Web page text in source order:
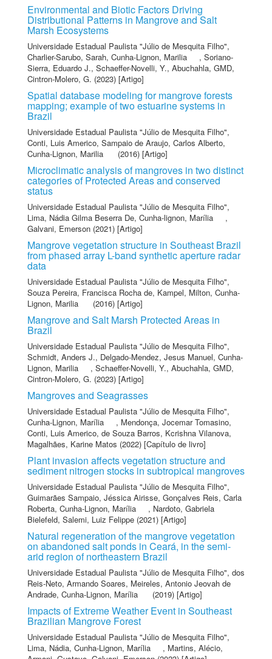
Environmental and Biotic Factors Driving
Distributional Patterns in Mangrove and Salt
Marsh Ecosystems
Universidade Estadual Paulista "Júlio de Mesquita Filho",
Charlier-Sarubo, Sarah, Cunha-Lignon, Marilia , Soriano-
Sierra, Eduardo J., Schaeffer-Novelli, Y., Abuchahla, GMD,
Cintron-Molero, G. (2023) [Artigo]
Spatial database modeling for mangrove forests
mapping; example of two estuarine systems in
Brazil
Universidade Estadual Paulista "Júlio de Mesquita Filho",
Conti, Luis Americo, Sampaio de Araujo, Carlos Alberto,
Cunha-Lignon, Marilia
(2016) [Artigo]
Microclimatic analysis of mangroves in two distinct
categories of Protected Areas and conserved
status
Universidade Estadual Paulista "Júlio de Mesquita Filho",
Lima, Nádia Gilma Beserra De, Cunha-lignon, Marília
,
Galvani, Emerson (2021) [Artigo]
Mangrove vegetation structure in Southeast Brazil
from phased array L-band synthetic aperture radar
data
Universidade Estadual Paulista "Júlio de Mesquita Filho",
Souza Pereira, Francisca Rocha de, Kampel, Milton, Cunha-
Lignon, Marilia
(2016) [Artigo]
Mangrove and Salt Marsh Protected Areas in
Brazil
Universidade Estadual Paulista "Júlio de Mesquita Filho",
Schmidt, Anders J., Delgado-Mendez, Jesus Manuel, Cunha-
Lignon, Marilia
, Schaeffer-Novelli, Y., Abuchahla, GMD,
Cintron-Molero, G. (2023) [Artigo]
Mangroves and Seagrasses
Universidade Estadual Paulista "Júlio de Mesquita Filho",
Cunha-Lignon, Marília
, Mendonça, Jocemar Tomasino,
Conti, Luis Americo, de Souza Barros, Kcrishna Vilanova,
Magalhães, Karine Matos (2022) [Capítulo de livro]
Plant invasion affects vegetation structure and
sediment nitrogen stocks in subtropical mangroves
Universidade Estadual Paulista "Júlio de Mesquita Filho",
Guimarães Sampaio, Jéssica Airisse, Gonçalves Reis, Carla
Roberta, Cunha-Lignon, Marília , Nardoto, Gabriela
Bielefeld, Salemi, Luiz Felippe (2021) [Artigo]
Natural regeneration of the mangrove vegetation
on abandoned salt ponds in Ceará, in the semi-
arid region of northeastern Brazil
Universidade Estadual Paulista "Júlio de Mesquita Filho", dos
Reis-Neto, Armando Soares, Meireles, Antonio Jeovah de
Andrade, Cunha-Lignon, Marília (2019) [Artigo]
Impacts of Extreme Weather Event in Southeast
Brazilian Mangrove Forest
Universidade Estadual Paulista "Júlio de Mesquita Filho",
Lima, Nádia, Cunha-Lignon, Marília , Martins, Alécio,